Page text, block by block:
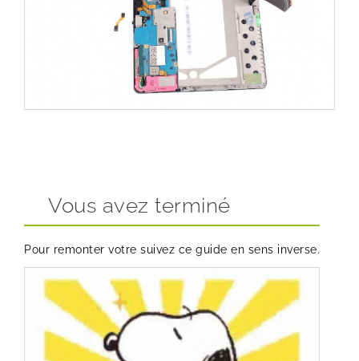
Vous avez terminé
Pour remonter votre suivez ce guide en sens inverse.